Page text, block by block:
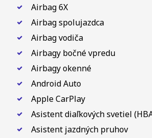
Airbag 6X
Airbag spolujazdca
Airbag vodiča
Airbagy bočné vpredu
Airbagy okenné
Android Auto
Apple CarPlay
Asistent diaľkových svetiel
Asistent jazdných pruhov